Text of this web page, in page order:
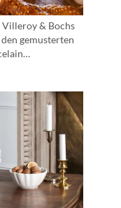
& Bochs
gemusterten